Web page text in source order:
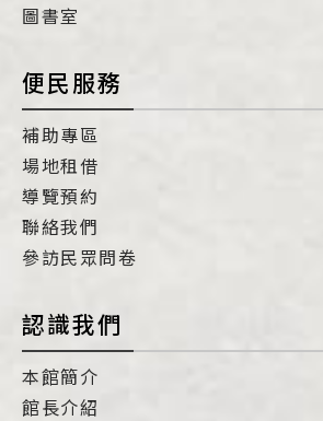
圖書室
便民服務
補助專區
場地租借
導覽預約
聯絡我們
參訪民眾問卷
認識我們
本館簡介
館長介紹